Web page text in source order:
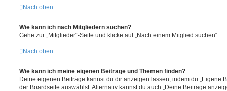
Nach oben
Wie kann ich nach Mitgliedern suchen?
Gehe zur „Mitglieder“-Seite und klicke auf „Nach einem Mitglied suchen“.
Nach oben
Wie kann ich meine eigenen Beiträge und Themen finden?
Deine eigenen Beiträge kannst du dir anzeigen lassen, indem du „Eigene
der Boardseite auswählst. Alternativ kannst du auch „Deine Beiträge